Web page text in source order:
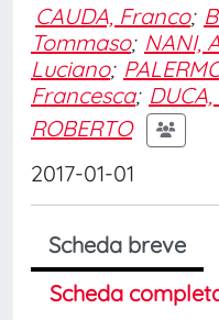
CAUDA, Franco;
Tommaso; NANI,
Luciano;
Francesca; DUCA,
ROBERTO
2017-01-01
Scheda breve
Scheda